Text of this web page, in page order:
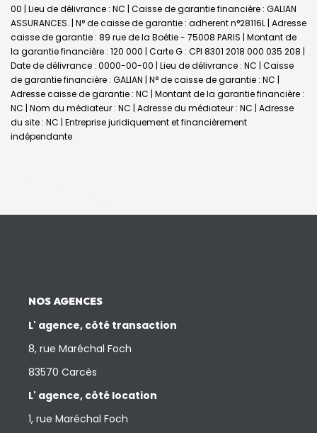
00 | Lieu de délivrance : NC | Caisse de garantie financière : GALIAN
ASSURANCES. | N° de caisse de garantie : adherent n°28116L | Adresse
caisse de garantie : 89 rue de la Boétie - 75008 PARIS | Montant de
la garantie financière : 120 000 | Carte G : CPI 8301 2018 000 035 208 |
Date de délivrance : 0000-00-00 | Lieu de délivrance : NC | Caisse
de garantie financière : GALIAN | N° de caisse de garantie : NC |
Adresse caisse de garantie : NC | Montant de la garantie financière :
NC | Nom du médiateur : NC | Adresse du médiateur : NC | Adresse
du site : NC | Entreprise juridiquement et financièrement
indépendante
NOS AGENCES
L' agence, côté transaction
8, rue Maréchal Foch
83570 Carcès
L' agence, côté location
1, rue Maréchal Foch